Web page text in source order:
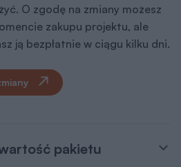
O zgodę na zmiany możesz
zakupu projektu, ale
ją bezpłatnie w ciągu kilku dni.
pakietu